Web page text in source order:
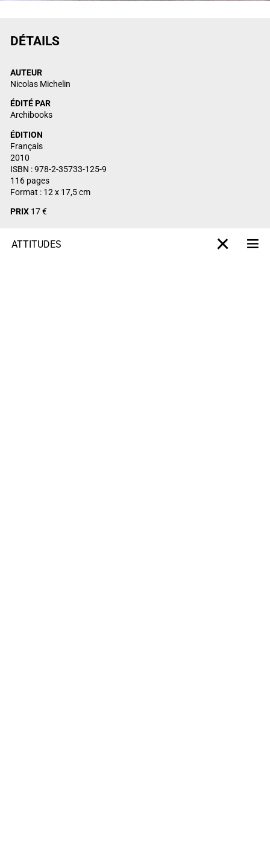
ATTITUDES X-projet
DÉTAILS
AUTEUR
Nicolas Michelin
ÉDITÉ PAR
Archibooks
ÉDITION
Français
2010
ISBN : 978-2-35733-125-9
116 pages
Format : 12 x 17,5 cm
PRIX 17 €